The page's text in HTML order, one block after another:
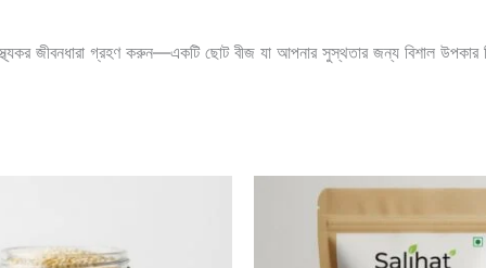
জীবনধারা গ্রহণ করুন—একটি ছোট বীজ যা আপনার সুস্থতার জন্য বিশাল